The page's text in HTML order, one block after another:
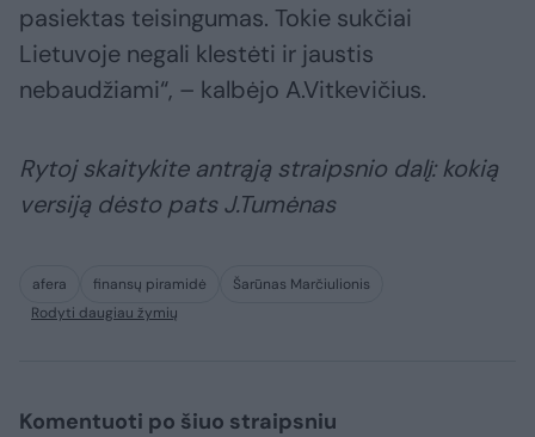
pasiektas teisingumas. Tokie sukčiai
Lietuvoje negali klestėti ir jaustis
nebaudžiami“, – kalbėjo A.Vitkevičius.
Rytoj skaitykite antrąją straipsnio dalį: kokią
versiją dėsto pats J.Tumėnas
afera finansų piramidė
Šarūnas Marčiulionis
Rodyti daugiau žymių
Komentuoti po šiuo straipsniu